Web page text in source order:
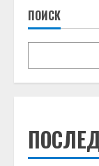
ПОИСК